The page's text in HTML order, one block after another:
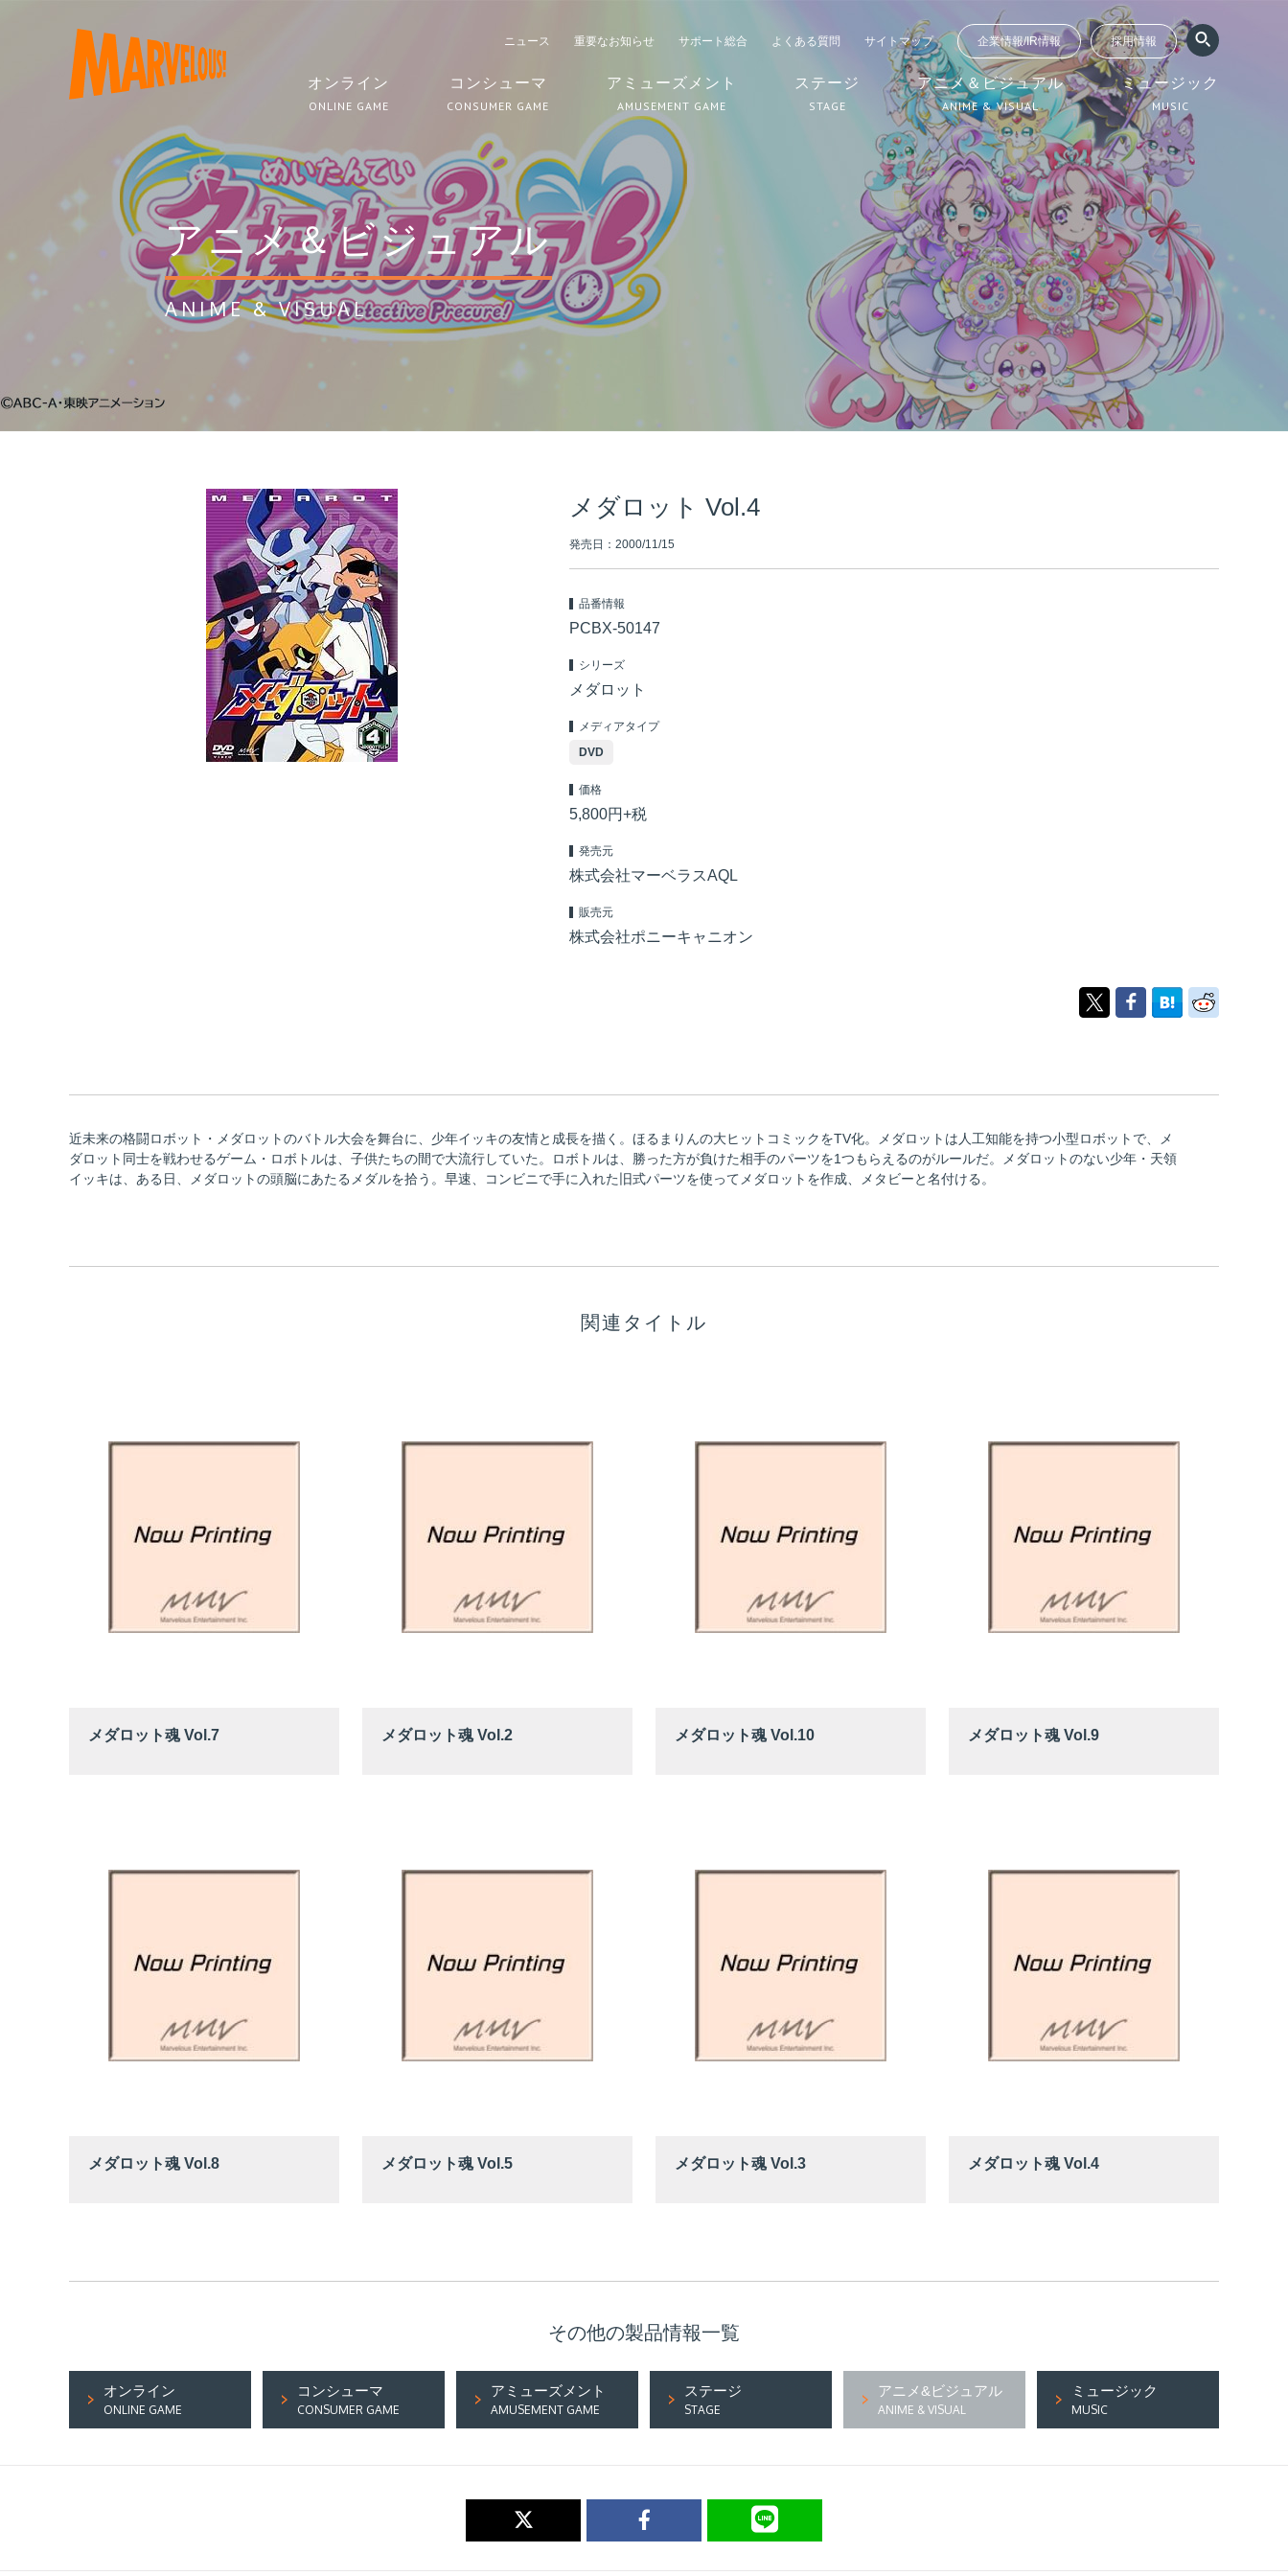
ニュース 重要なお知らせ サポート総合 よくある質問 サイトマップ 企業情報/IR情報 採用情報
オンライン
ONLINE GAME
コンシューマ
CONSUMER GAME
アミューズメント
AMUSEMENT GAME
ステージ
STAGE
アニメ＆ビジュアル
ANIME & VISUAL
ミュージック
MUSIC
アニメ＆ビジュアル
ANIME & VISUAL
メダロット Vol.4
発売日：2000/11/15
品番情報
PCBX-50147
シリーズ
メダロット
メディアタイプ
DVD
価格
5,800円+税
発売元
株式会社マーベラスAQL
販売元
株式会社ポニーキャニオン
近未来の格闘ロボット・メダロットのバトル大会を舞台に、少年イッキの友情と成長を描く。ほるまりんの大ヒットコミックをTV化。メダロットは人工知能を持つ小型ロボットで、メ
ダロット同士を戦わせるゲーム・ロボトルは、子供たちの間で大流行していた。ロボトルは、勝った方が負けた相手のパーツを1つもらえるのがルールだ。メダロットのない少年・天領
イッキは、ある日、メダロットの頭脳にあたるメダルを拾う。早速、コンビニで手に入れた旧式パーツを使ってメダロットを作成、メタビーと名付ける。
関連タイトル
メダロット魂 Vol.7 メダロット魂 Vol.2 メダロット魂 Vol.10 メダロット魂 Vol.9
メダロット魂 Vol.8 メダロット魂 Vol.5 メダロット魂 Vol.3 メダロット魂 Vol.4
その他の製品情報一覧
オンライン
ONLINE GAME
コンシューマ
CONSUMER GAME
アミューズメント
AMUSEMENT GAME
ステージ
STAGE
アニメ&ビジュアル
ANIME & VISUAL
ミュージック
MUSIC